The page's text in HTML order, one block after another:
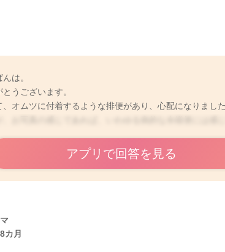
は。
うございます。
オムツに付着するような排便があり、心配になりました
く、いつもとお子さん自身が変わらず、元気であれば、
。
なのは、不機嫌、お腹を痛がる様子がある、排泄回数
るような便が1日複数回ある、血便、白色便となります
アプリで回答を見る
カ月